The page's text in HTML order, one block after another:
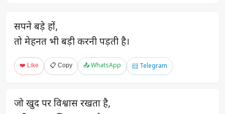
सपने बड़े हों,
तो मेहनत भी बड़ी करनी पड़ती है।
❤️ Like 📋 Copy 📤 WhatsApp 📨 Telegram
जो खुद पर विश्वास रखता है,